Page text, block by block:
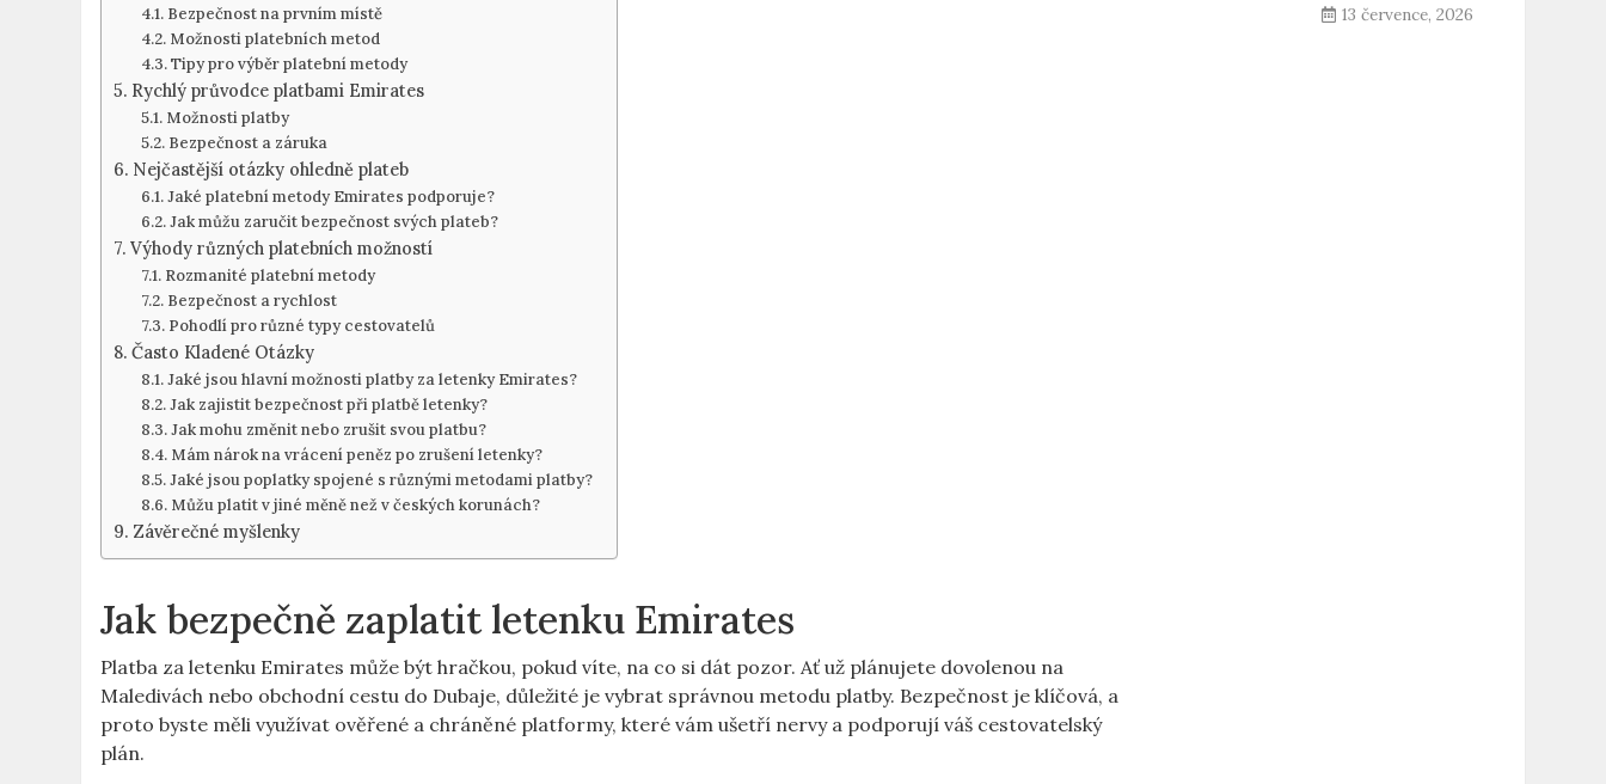
Bezpečnost na prvním místě
Možnosti platebních metod
Tipy pro výběr platební metody
Rychlý průvodce platbami Emirates
Možnosti platby
Bezpečnost a záruka
Nejčastější otázky ohledně plateb
Jaké platební metody Emirates podporuje?
Jak můžu zaručit bezpečnost svých plateb?
Výhody různých platebních možností
Rozmanité platební metody
Bezpečnost a rychlost
Pohodlí pro různé typy cestovatelů
Často Kladené Otázky
Jaké jsou hlavní možnosti platby za letenky Emirates?
Jak zajistit bezpečnost při platbě letenky?
Jak mohu změnit nebo zrušit svou platbu?
Mám nárok na vrácení peněz po zrušení letenky?
Jaké jsou poplatky spojené s různými metodami platby?
Můžu platit v jiné měně než v českých korunách?
Závěrečné myšlenky
Jak bezpečně zaplatit letenku Emirates
Platba za letenku Emirates může být hračkou, pokud víte, na co si dát pozor. Ať už plánujete dovolenou na
Maledivách nebo obchodní cestu do Dubaje, důležité je vybrat správnou metodu platby. Bezpečnost je klíčová, a
proto byste měli využívat ověřené a chráněné platformy, které vám ušetří nervy a podporují váš cestovatelský
plán.
13 července, 2026